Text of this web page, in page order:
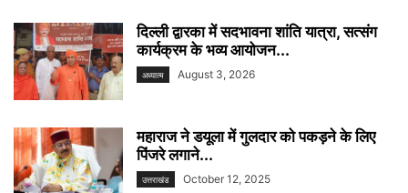
दिल्ली द्वारका में सदभावना शांति यात्रा, सत्संग
कार्यक्रम के भव्य आयोजन...
अध्यात्म August 3, 2026
महाराज ने डयूला में गुलदार को पकड़ने के लिए
पिंजरे लगाने...
उत्तराखंड October 12, 2025